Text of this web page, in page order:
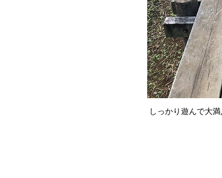
しっかり遊んで大